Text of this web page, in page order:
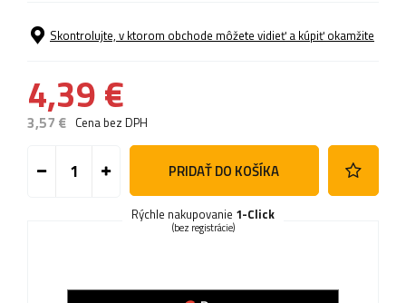
Skontrolujte, v ktorom obchode môžete vidieť a kúpiť okamžite
4,39 €
3,57 € Cena bez DPH
PRIDAŤ DO KOŠÍKA
Rýchle nakupovanie 1-Click
(bez registrácie)